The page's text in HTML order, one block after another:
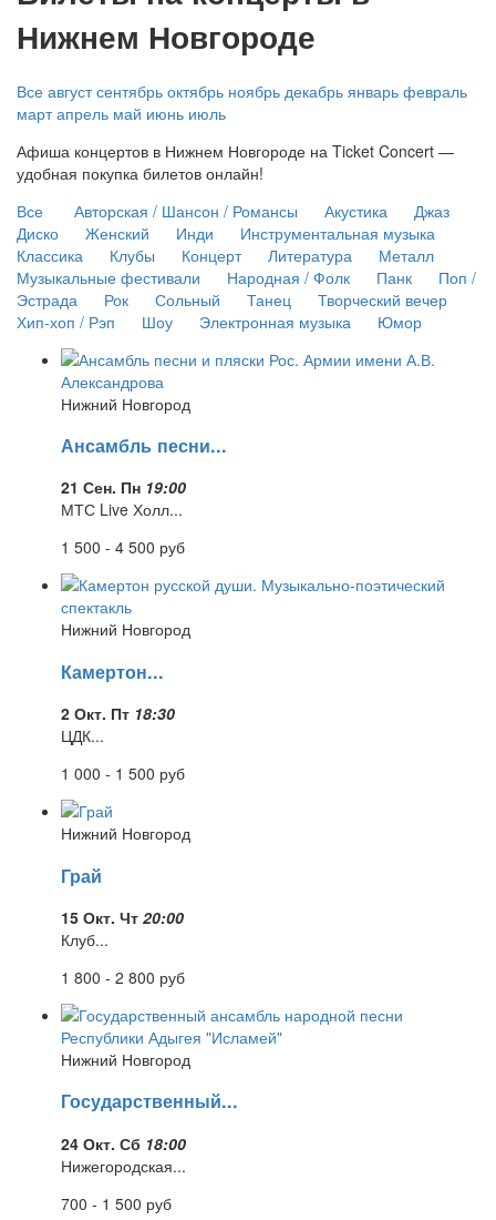
Нижнем Новгороде
Все август сентябрь октябрь ноябрь декабрь январь февраль
март апрель май июнь июль
Афиша концертов в Нижнем Новгороде на Ticket Concert —
удобная покупка билетов онлайн!
Все
Авторская / Шансон / Романсы Акустика
Джаз
Диско
Женский Инди
Инструментальная музыка
Классика
Клубы Концерт Литература
Металл
Музыкальные фестивали
Народная / Фолк Панк
Поп /
Эстрада
Рок Сольный Танец
Творческий вечер
Хип-хоп / Рэп
Шоу Электронная музыка Юмор
Нижний Новгород
Ансамбль песни...
21 Сен. Пн 19:00
МТС Live Холл...
1 500 - 4 500 руб
Нижний Новгород
Камертон...
2 Окт. Пт 18:30
ЦДК...
1 000 - 1 500 руб
Нижний Новгород
Грай
15 Окт. Чт 20:00
Клуб...
1 800 - 2 800 руб
Нижний Новгород
Государственный...
24 Окт. Сб 18:00
Нижегородская...
700 - 1 500 руб